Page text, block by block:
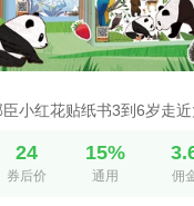
24
券后价
15%
通用 佣